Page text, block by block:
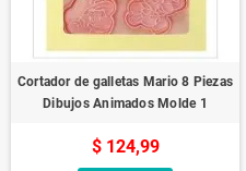
Cortador de galletas Mario 8 Piezas
Dibujos Animados Molde 1
$ 124,99